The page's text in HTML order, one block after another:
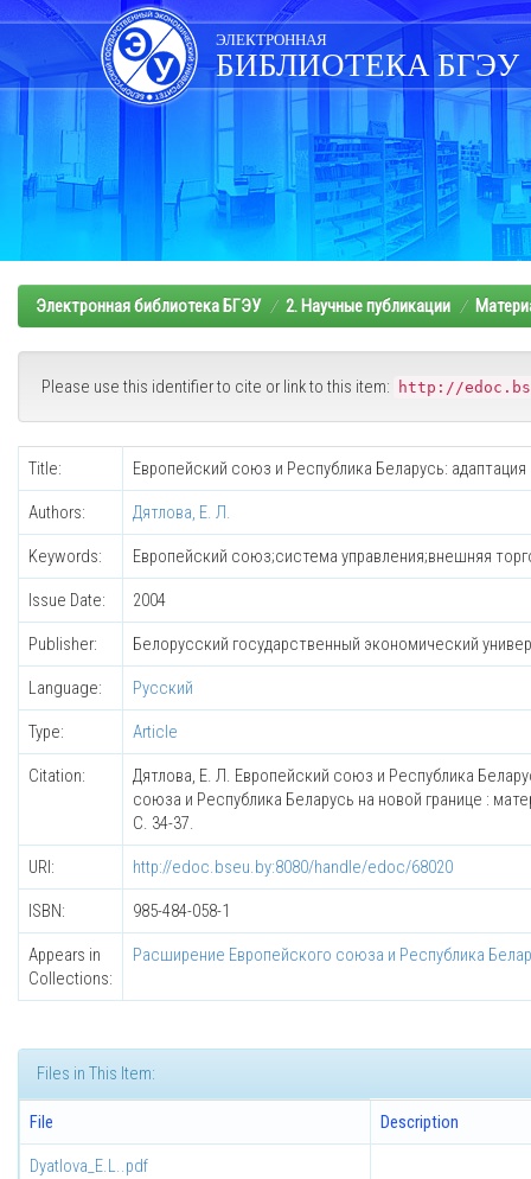
Skip
navigation
ЭЛЕКТРОННАЯ
БИБЛИОТЕКА БГЭУ
Электронная библиотека БГЭУ 2. Научные публикации
Please use this identifier to cite or link to this item: http://
Title: Европейский союз и Республика Беларусь:
Authors: Дятлова, Е. Л.
Keywords: Европейский союз;система управления;внешняя
Issue Date: 2004
Publisher: Белорусский государственный экономический
Language: Русский
Type: Article
Citation:
Дятлова, Е. Л. Европейский союз и Республика
союза и Республика Беларусь на новой границе :
С. 34-37.
URI: http://edoc.bseu.by:8080/handle/edoc/68020
ISBN: 985-484-058-1
Appears in
Collections:
Расширение Европейского союза и Республика
Files in This Item:
File Description
Dyatlova_E.L..pdf